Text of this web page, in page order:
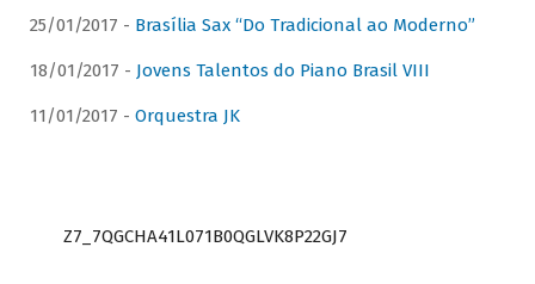
25/01/2017 - Brasília Sax “Do Tradicional ao Moderno”
18/01/2017 - Jovens Talentos do Piano Brasil VIII
11/01/2017 - Orquestra JK
Z7_7QGCHA41L071B0QGLVK8P22GJ7